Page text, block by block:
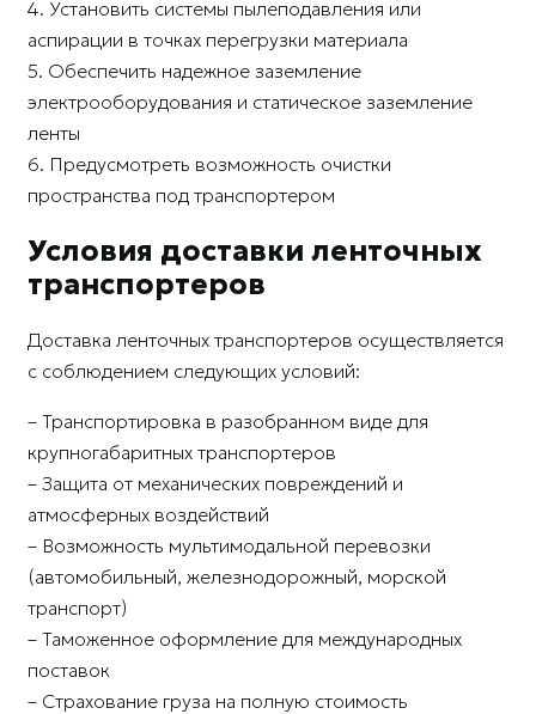
4. Установить системы пылеподавления или
аспирации в точках перегрузки материала
5. Обеспечить надежное заземление
электрооборудования и статическое заземление
ленты
6. Предусмотреть возможность очистки
пространства под транспортером
Условия доставки ленточных
транспортеров
Доставка ленточных транспортеров осуществляется
с соблюдением следующих условий:
– Транспортировка в разобранном виде для
крупногабаритных транспортеров
– Защита от механических повреждений и
атмосферных воздействий
– Возможность мультимодальной перевозки
(автомобильный, железнодорожный, морской
транспорт)
– Таможенное оформление для международных
поставок
– Страхование груза на полную стоимость